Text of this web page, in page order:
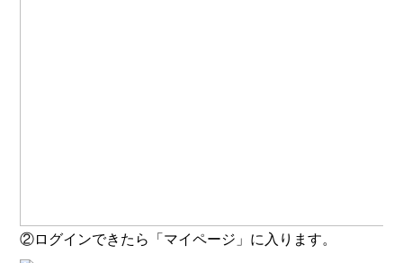
②ログインできたら「マイページ」に入ります。